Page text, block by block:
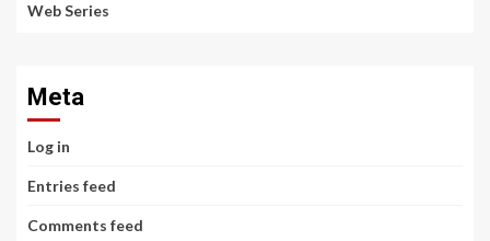
Web Series
Meta
Log in
Entries feed
Comments feed